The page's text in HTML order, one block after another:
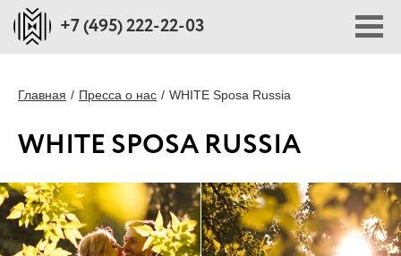
+7 (495) 222-22-03
ПЛОЩАДКИ
СТОИМОСТЬ
Главная Пресса о нас WHITE Sposa Russia
WHITE SPOSA RUSSIA